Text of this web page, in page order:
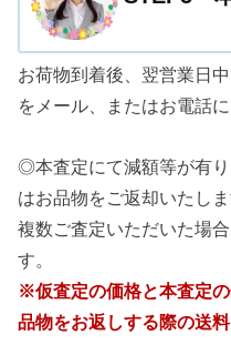
お荷物到着後、翌営業日
をメール、またはお電話
◎本査定にて減額等が有
はお品物をご返却いたしま
複数ご査定いただいた場
す。
※仮査定の価格と本査定
品物をお返しする際の送